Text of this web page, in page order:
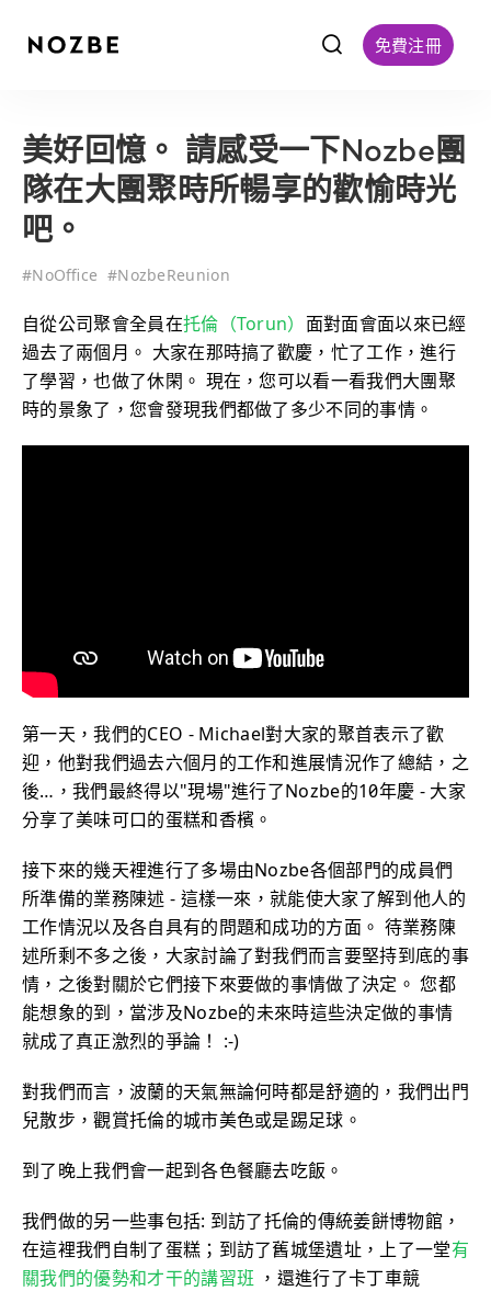
f 免費注冊
美好回憶。 請感受一下Nozbe團
隊在大團聚時所暢享的歡愉時光
吧。
#NoOffice #NozbeReunion
自從公司聚會全員在托倫（Torun） 面對面會面以來已經
過去了兩個月。 大家在那時搞了歡慶，忙了工作，進行
了學習，也做了休閑。 現在，您可以看一看我們大團聚
時的景象了，您會發現我們都做了多少不同的事情。
第一天，我們的CEO - Michael對大家的聚首表示了歡
迎，他對我們過去六個月的工作和進展情況作了總結，之
後…，我們最終得以"現場"進行了Nozbe的10年慶 - 大家
分享了美味可口的蛋糕和香檳。
接下來的幾天裡進行了多場由Nozbe各個部門的成員們
所準備的業務陳述 - 這樣一來，就能使大家了解到他人的
工作情況以及各自具有的問題和成功的方面。 待業務陳
述所剩不多之後，大家討論了對我們而言要堅持到底的事
情，之後對關於它們接下來要做的事情做了決定。 您都
能想象的到，當涉及Nozbe的未來時這些決定做的事情
就成了真正激烈的爭論！ :-)
對我們而言，波蘭的天氣無論何時都是舒適的，我們出門
兒散步，觀賞托倫的城市美色或是踢足球。
到了晚上我們會一起到各色餐廳去吃飯。
我們做的另一些事包括: 到訪了托倫的傳統姜餅博物館，
在這裡我們自制了蛋糕；到訪了舊城堡遺址，上了一堂有
關我們的優勢和才干的講習班 ，還進行了卡丁車競